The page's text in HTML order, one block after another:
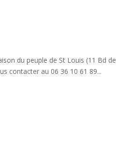
du peuple de St Louis (11 Bd de
contacter au 06 36 10 61 89...